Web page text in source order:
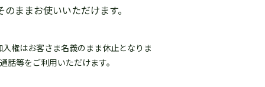
ままお使いいただけます。
権はお客さま名義のまま休止となりま
等をご利用いただけます。